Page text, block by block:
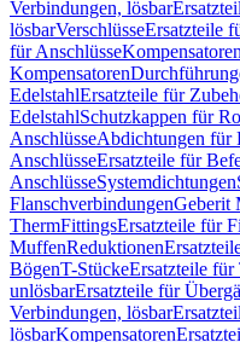
Verbindungen, lösbar
lösbarVerschlüsseErsatzteile
für AnschlüsseKompensatoren
Kompensatoren
EdelstahlErsatzteile für
EdelstahlSchutzkappen für
AnschlüsseAbdichtungen für
AnschlüsseErsatzteile für
AnschlüsseSystemdichtungen
FlanschverbindungenGeberit
ThermFittingsErsatzteile für
MuffenReduktionen
BögenT-StückeErsatzteile für
unlösbarErsatzteile für
Verbindungen, lösbar
lösbarKompensatoren